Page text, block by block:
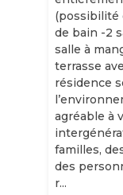
(possibilité
de bain -2
salle à
terrasse
résidence
agréable à
familles,
des
r...